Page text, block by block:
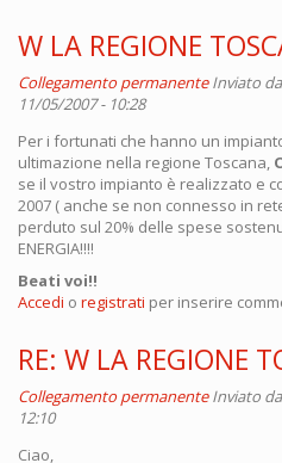
W LA REGIONE
Collegamento permanente Inviato da
11/05/2007 - 10:28
Per i fortunati che hanno un
ultimazione nella regione Toscana,
se il vostro impianto è realizzato e
2007 ( anche se non connesso in
perduto sul 20% delle spese
ENERGIA!!!!
Beati voi!!
Accedi o registrati per inserire
RE: W LA REGIONE
Collegamento permanente Inviato da
12:10
Ciao,